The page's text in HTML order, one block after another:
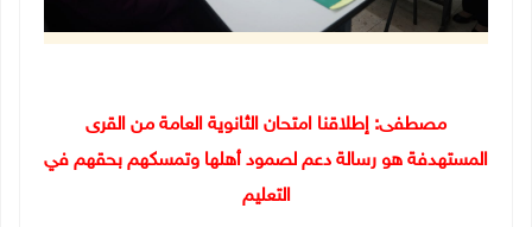
مصطفى: إطلاقنا امتحان الثانوية العامة من القرى
المستهدفة هو رسالة دعم لصمود أهلها وتمسكهم بحقهم في
التعليم